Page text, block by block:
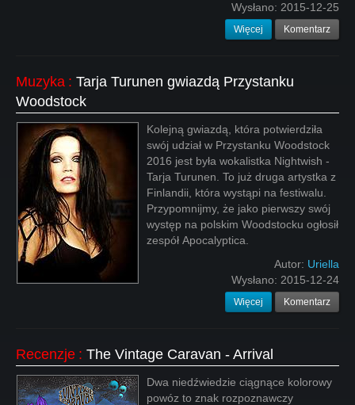
Wysłano: 2015-12-25
Więcej Komentarz
Muzyka : Tarja Turunen gwiazdą Przystanku
Woodstock
Kolejną gwiazdą, która potwierdziła
swój udział w Przystanku Woodstock
2016 jest była wokalistka Nightwish -
Tarja Turunen. To już druga artystka z
Finlandii, która wystąpi na festiwalu.
Przypomnijmy, że jako pierwszy swój
występ na polskim Woodstocku ogłosił
zespół Apocalyptica.
Autor: Uriella
Wysłano: 2015-12-24
Więcej Komentarz
Recenzje : The Vintage Caravan - Arrival
Dwa niedźwiedzie ciągnące kolorowy
powóz to znak rozpoznawczy